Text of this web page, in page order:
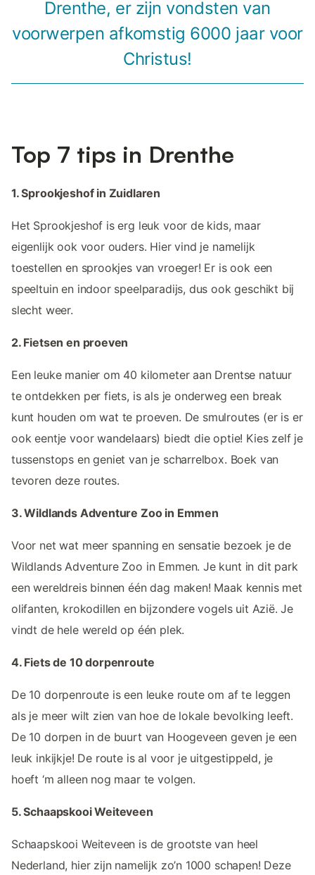
Drenthe, er zijn vondsten van
voorwerpen afkomstig 6000 jaar voor
Christus!
Top 7 tips in Drenthe
1. Sprookjeshof in Zuidlaren
Het Sprookjeshof is erg leuk voor de kids, maar
eigenlijk ook voor ouders. Hier vind je namelijk
toestellen en sprookjes van vroeger! Er is ook een
speeltuin en indoor speelparadijs, dus ook geschikt bij
slecht weer.
2. Fietsen en proeven
Een leuke manier om 40 kilometer aan Drentse natuur
te ontdekken per fiets, is als je onderweg een break
kunt houden om wat te proeven. De smulroutes (er is er
ook eentje voor wandelaars) biedt die optie! Kies zelf je
tussenstops en geniet van je scharrelbox. Boek van
tevoren deze routes.
3. Wildlands Adventure Zoo in Emmen
Voor net wat meer spanning en sensatie bezoek je de
Wildlands Adventure Zoo in Emmen. Je kunt in dit park
een wereldreis binnen één dag maken! Maak kennis met
olifanten, krokodillen en bijzondere vogels uit Azië. Je
vindt de hele wereld op één plek.
4. Fiets de 10 dorpenroute
De 10 dorpenroute is een leuke route om af te leggen
als je meer wilt zien van hoe de lokale bevolking leeft.
De 10 dorpen in de buurt van Hoogeveen geven je een
leuk inkijkje! De route is al voor je uitgestippeld, je
hoeft ‘m alleen nog maar te volgen.
5. Schaapskooi Weiteveen
Schaapskooi Weiteveen is de grootste van heel
Nederland, hier zijn namelijk zo’n 1000 schapen! Deze